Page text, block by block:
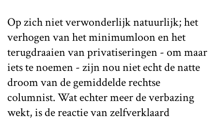
Op zich niet verwonderlijk natuurlijk; het
verhogen van het minimumloon en het
terugdraaien van privatiseringen - om maar
iets te noemen - zijn nou niet echt de natte
droom van de gemiddelde rechtse
columnist. Wat echter meer de verbazing
wekt, is de reactie van zelfverklaard